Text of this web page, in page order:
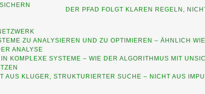
DER PFAD FOLGT KLAREN REGELN,
ZU ANALYSIEREN UND ZU OPTIMIEREN – ÄHNLICH
ANALYSE
KOMPLEXE SYSTEME – WIE DER ALGORITHMUS MIT
AUS KLUGER, STRUKTURIERTER SUCHE – NICHT AUS